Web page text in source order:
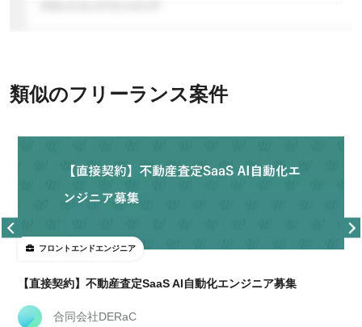
類似のフリーランス案件
フロントエンドエンジニア
【直接契約】不動産査定SaaS AI自動化エンジニア募集
合同会社DERaC